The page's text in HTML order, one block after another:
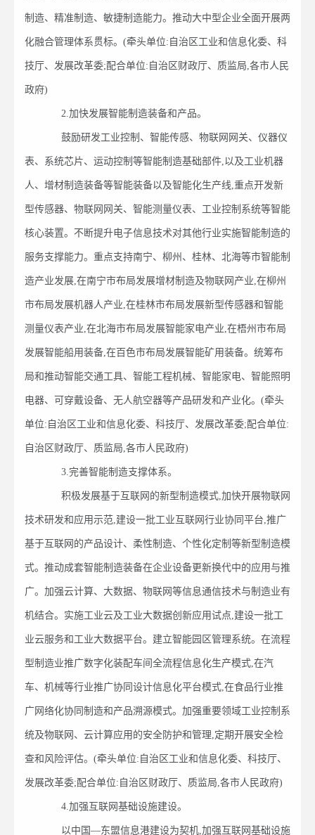
制造、精准制造、敏捷制造能力。推动大中型企业全面开展两
化融合管理体系贯标。(牵头单位:自治区工业和信息化委、科
技厅、发展改革委;配合单位:自治区财政厅、质监局,各市人民
政府)
2.加快发展智能制造装备和产品。
鼓励研发工业控制、智能传感、物联网网关、仪器仪
表、系统芯片、运动控制等智能制造基础部件,以及工业机器
人、增材制造装备等智能装备以及智能化生产线,重点开发新
型传感器、物联网网关、智能测量仪表、工业控制系统等智能
核心装置。不断提升电子信息技术对其他行业实施智能制造的
服务支撑能力。重点支持南宁、柳州、桂林、北海等市智能制
造产业发展,在南宁市布局发展增材制造及物联网产业,在柳州
市布局发展机器人产业,在桂林市布局发展新型传感器和智能
测量仪表产业,在北海市布局发展智能家电产业,在梧州市布局
发展智能船用装备,在百色市布局发展智能矿用装备。统筹布
局和推动智能交通工具、智能工程机械、智能家电、智能照明
电器、可穿戴设备、无人航空器等产品研发和产业化。(牵头
单位:自治区工业和信息化委、科技厅、发展改革委;配合单位:
自治区财政厅、质监局,各市人民政府)
3.完善智能制造支撑体系。
积极发展基于互联网的新型制造模式,加快开展物联网
技术研发和应用示范,建设一批工业互联网行业协同平台,推广
基于互联网的产品设计、柔性制造、个性化定制等新型制造模
式。推动成套智能制造装备在企业设备更新换代中的应用与推
广。加强云计算、大数据、物联网等信息通信技术与制造业有
机结合。实施工业云及工业大数据创新应用试点,建设一批工
业云服务和工业大数据平台。建立智能园区管理系统。在流程
型制造业推广数字化装配车间全流程信息化生产模式,在汽
车、机械等行业推广协同设计信息化平台模式,在食品行业推
广网络化协同制造和产品溯源模式。加强重要领域工业控制系
统及物联网、云计算应用的安全防护和管理,定期开展安全检
查和风险评估。(牵头单位:自治区工业和信息化委、科技厅、
发展改革委;配合单位:自治区财政厅、质监局,各市人民政府)
4.加强互联网基础设施建设。
以中国—东盟信息港建设为契机,加强互联网基础设施